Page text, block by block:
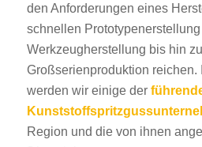
den Anforderungen eines
schnellen
Werkzeugherstellung bis hin
Großserienproduktion reichen.
werden wir einige der
Region und die von ihnen